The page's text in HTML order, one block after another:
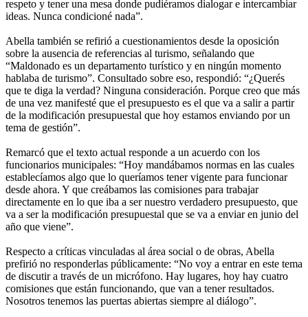
respeto y tener una mesa donde pudiéramos dialogar e intercambiar
ideas. Nunca condicioné nada”.
Abella también se refirió a cuestionamientos desde la oposición
sobre la ausencia de referencias al turismo, señalando que
“Maldonado es un departamento turístico y en ningún momento
hablaba de turismo”. Consultado sobre eso, respondió: “¿Querés
que te diga la verdad? Ninguna consideración. Porque creo que más
de una vez manifesté que el presupuesto es el que va a salir a partir
de la modificación presupuestal que hoy estamos enviando por un
tema de gestión”.
Remarcó que el texto actual responde a un acuerdo con los
funcionarios municipales: “Hoy mandábamos normas en las cuales
establecíamos algo que lo queríamos tener vigente para funcionar
desde ahora. Y que creábamos las comisiones para trabajar
directamente en lo que iba a ser nuestro verdadero presupuesto, que
va a ser la modificación presupuestal que se va a enviar en junio del
año que viene”.
Respecto a críticas vinculadas al área social o de obras, Abella
prefirió no responderlas públicamente: “No voy a entrar en este tema
de discutir a través de un micrófono. Hay lugares, hoy hay cuatro
comisiones que están funcionando, que van a tener resultados.
Nosotros tenemos las puertas abiertas siempre al diálogo”.